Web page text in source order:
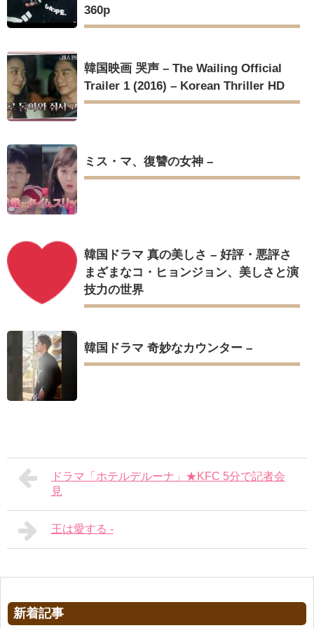
360p
韓国映画 哭声 – The Wailing Official
Trailer 1 (2016) – Korean Thriller HD
ミス・マ、復讐の女神 –
韓国ドラマ 真の美しさ – 好評・悪評さ
まざまなコ・ヒョンジョン、美しさと演
技力の世界
韓国ドラマ 奇妙なカウンター –
ドラマ「ホテルデルーナ」★KFC 5分で記者会
見
王は愛する -
新着記事